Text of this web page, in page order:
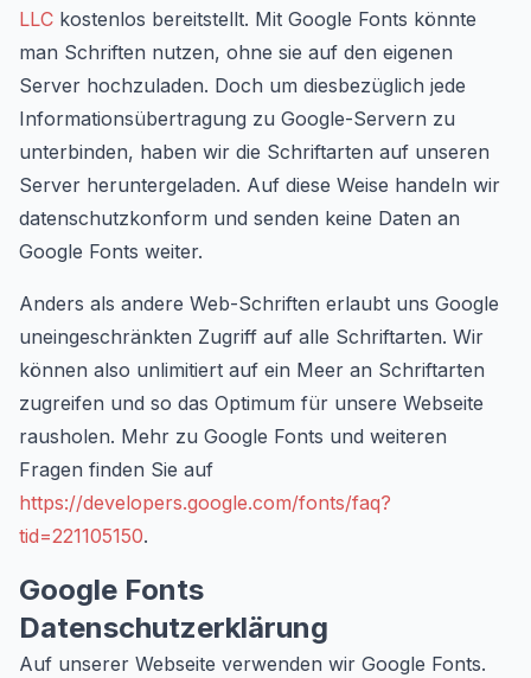
LLC kostenlos bereitstellt. Mit Google Fonts könnte
man Schriften nutzen, ohne sie auf den eigenen
Server hochzuladen. Doch um diesbezüglich jede
Informationsübertragung zu Google-Servern zu
unterbinden, haben wir die Schriftarten auf unseren
Server heruntergeladen. Auf diese Weise handeln wir
datenschutzkonform und senden keine Daten an
Google Fonts weiter.
Anders als andere Web-Schriften erlaubt uns Google
uneingeschränkten Zugriff auf alle Schriftarten. Wir
können also unlimitiert auf ein Meer an Schriftarten
zugreifen und so das Optimum für unsere Webseite
rausholen. Mehr zu Google Fonts und weiteren
Fragen finden Sie auf
https://developers.google.com/fonts/faq?
tid=221105150.
Google Fonts
Datenschutzerklärung
Auf unserer Webseite verwenden wir Google Fonts.